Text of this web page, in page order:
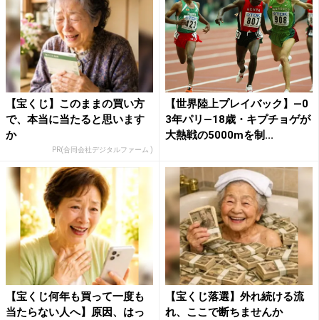
【宝くじ】このままの買い方
で、本当に当たると思います
か
PR(合同会社デジタルファーム )
【世界陸上プレイバック】―0
3年パリ―18歳・キプチョゲが
大熱戦の5000mを制...
【宝くじ何年も買って一度も
当たらない人へ】原因、はっ
【宝くじ落選】外れ続ける流
れ、ここで断ちませんか